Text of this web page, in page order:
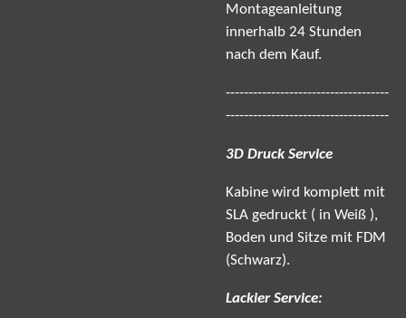
Montageanleitung
innerhalb 24 Stunden
nach dem Kauf.
------------------------------------
------------------------------------
3D Druck Service
Kabine wird komplett mit
SLA gedruckt ( in Weiß ),
Boden und Sitze mit FDM
(Schwarz).
Lackier Service: